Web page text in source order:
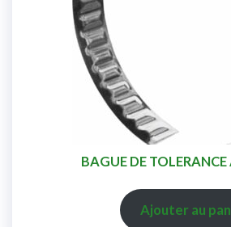
BAGUE DE
Ajouter au